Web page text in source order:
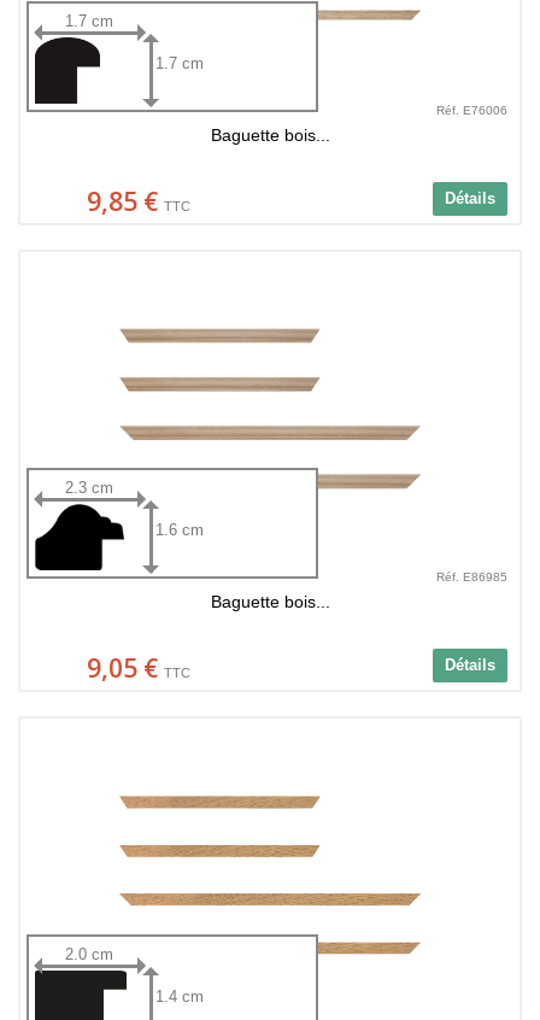
1.7 cm
1.7 cm
Réf. E76006
Baguette bois...
Détails
9,85 € TTC
2.3 cm
1.6 cm
Réf. E86985
Baguette bois...
Détails
9,05 € TTC
2.0 cm
1.4 cm